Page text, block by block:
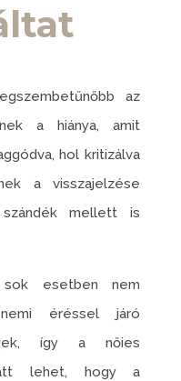
az
a hiánya, amit
hol kritizálva
a visszajelzése
mellett is
sok esetben nem
éréssel járó
így a nőies
lehet, hogy a